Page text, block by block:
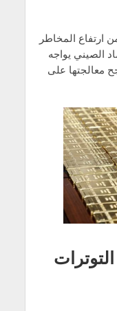
ارتفاع المخاطر
الصيني يواجه
معالجتها على